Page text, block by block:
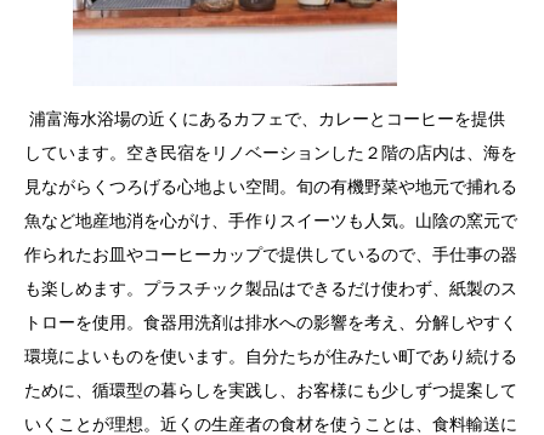
浦富海水浴場の近くにあるカフェで、カレーとコーヒーを提供
しています。空き民宿をリノベーションした２階の店内は、海を
見ながらくつろげる心地よい空間。旬の有機野菜や地元で捕れる
魚など地産地消を心がけ、手作りスイーツも人気。山陰の窯元で
作られたお皿やコーヒーカップで提供しているので、手仕事の器
も楽しめます。プラスチック製品はできるだけ使わず、紙製のス
トローを使用。食器用洗剤は排水への影響を考え、分解しやすく
環境によいものを使います。自分たちが住みたい町であり続ける
ために、循環型の暮らしを実践し、お客様にも少しずつ提案して
いくことが理想。近くの生産者の食材を使うことは、食料輸送に